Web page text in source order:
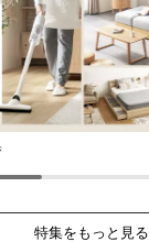
特集をもっと見る